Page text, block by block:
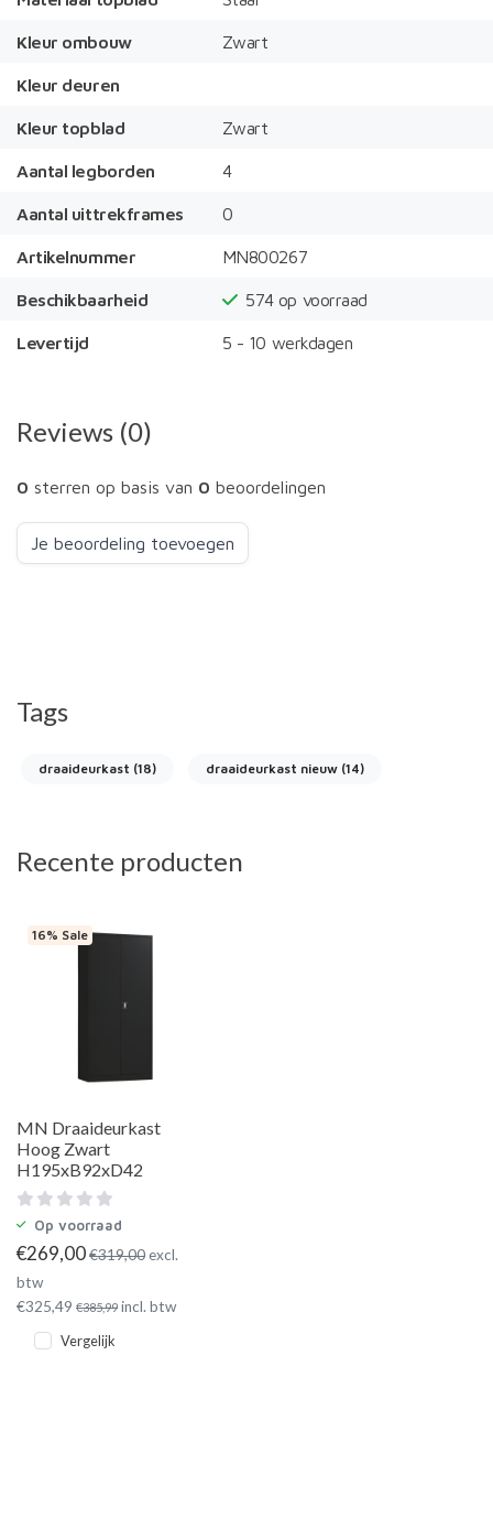
Kleur ombouw Zwart
Kleur deuren
Kleur topblad Zwart
Aantal legborden 4
Aantal uittrekframes 0
Artikelnummer MN800267
Beschikbaarheid 574 op voorraad
Levertijd 5 - 10 werkdagen
Reviews (0)
0 sterren op basis van 0 beoordelingen
Je beoordeling toevoegen
Tags
draaideurkast (18) draaideurkast nieuw (14)
Recente producten
16% Sale
MN Draaideurkast
Hoog Zwart
H195xB92xD42
Op voorraad
€269,00€319,00excl.
btw
€325,49 €385,99 incl. btw
Vergelijk